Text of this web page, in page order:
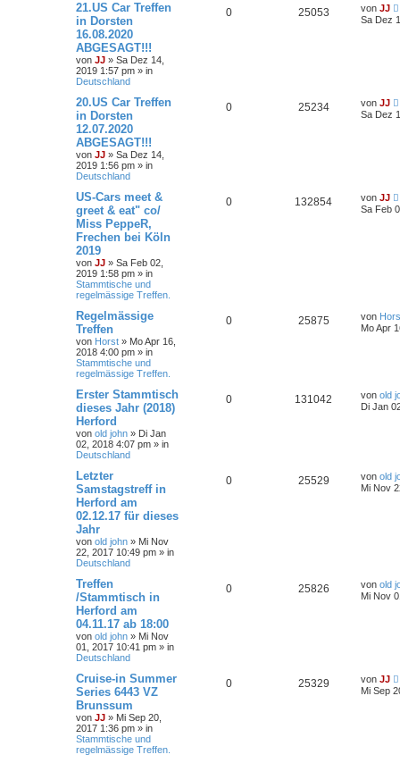
21.US Car Treffen
in Dorsten
16.08.2020
ABGESAGT!!!
von JJ » Sa Dez 14,
2019 1:57 pm » in
Deutschland
0 25053 von JJ
Sa Dez
20.US Car Treffen
in Dorsten
12.07.2020
ABGESAGT!!!
von JJ » Sa Dez 14,
2019 1:56 pm » in
Deutschland
0 25234 von JJ
Sa Dez
US-Cars meet &
greet & eat" co/
Miss PeppeR,
Frechen bei Köln
2019
von JJ » Sa Feb 02,
2019 1:58 pm » in
Stammtische und
regelmässige Treffen.
0 132854 von JJ
Sa Feb
Regelmässige
Treffen
von Horst » Mo Apr 16,
2018 4:00 pm » in
Stammtische und
regelmässige Treffen.
0 25875 von
Mo Apr
Erster Stammtisch
dieses Jahr (2018)
Herford
von old john » Di Jan
02, 2018 4:07 pm » in
Deutschland
0 131042 von old
Di Jan
Letzter
Samstagstreff in
Herford am
02.12.17 für dieses
Jahr
von old john » Mi Nov
22, 2017 10:49 pm » in
Deutschland
0 25529 von old
Mi Nov
Treffen
/Stammtisch in
Herford am
04.11.17 ab 18:00
von old john » Mi Nov
01, 2017 10:41 pm » in
Deutschland
0 25826 von old
Mi Nov
Cruise-in Summer
Series 6443 VZ
Brunssum
von JJ » Mi Sep 20,
2017 1:36 pm » in
Stammtische und
regelmässige Treffen.
0 25329 von JJ
Mi Sep